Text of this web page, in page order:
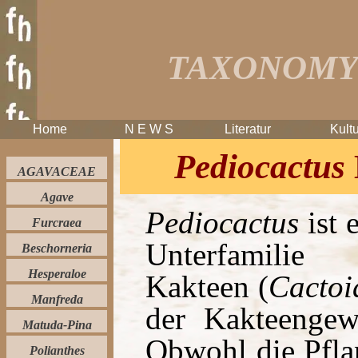
Home N E W S Literatur
AGAVACEAE
Agave
Furcraea
Beschorneria
Hesperaloe
Manfreda
Matuda-Pina
Polianthes
Pediocactus
Pediocactus ist
Unterfamilie
Kakteen (
der
Obwohl die